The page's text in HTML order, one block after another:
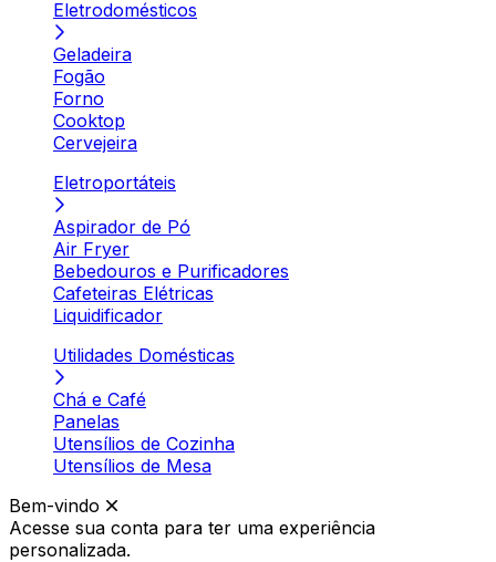
Eletrodomésticos
Geladeira
Fogão
Forno
Cooktop
Cervejeira
Eletroportáteis
Aspirador de Pó
Air Fryer
Bebedouros e Purificadores
Cafeteiras Elétricas
Liquidificador
Utilidades Domésticas
Chá e Café
Panelas
Utensílios de Cozinha
Utensílios de Mesa
Bem-vindo
Acesse sua conta para ter uma experiência
personalizada.